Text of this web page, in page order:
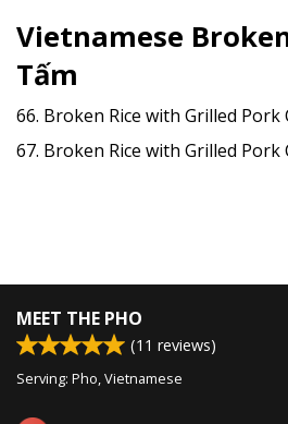
Vietnamese
Tấm
MEET THE PHO
(11 reviews)
Serving: Pho, Vietnamese